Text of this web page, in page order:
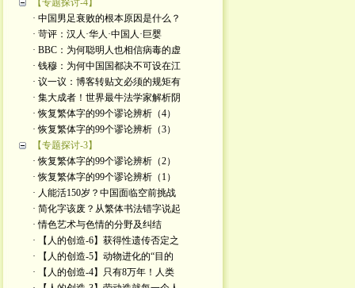
【专题探讨-4】
· 中国男足衰败的根本原因是什么？
· 苛评：汉人·华人·中国人·巨婴
· BBC：为何聪明人也相信病毒的虚
· 钱穆：为何中国国都决不可设在江
· 议一议：博客转贴文必须的规矩有
· 集大成者！世界最牛法学家解析阴
· 恢复繁体字的99个谬论辨析（4）
· 恢复繁体字的99个谬论辨析（3）
【专题探讨-3】
· 恢复繁体字的99个谬论辨析（2）
· 恢复繁体字的99个谬论辨析（1）
· 人能活150岁？中国面临空前挑战
· 简化字该废？从繁体书法错字说起
· 情色艺术与色情的分野及纠结
· 【人的创造-6】获得性遗传否定之
· 【人的创造-5】动物进化的“目的
· 【人的创造-4】只有8万年！人类